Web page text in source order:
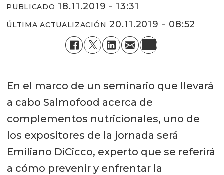
PUBLICADO 18.11.2019 - 13:31
ÚLTIMA ACTUALIZACIÓN 20.11.2019 - 08:52
En el marco de un seminario que llevará
a cabo Salmofood acerca de
complementos nutricionales, uno de
los expositores de la jornada será
Emiliano DiCicco, experto que se referirá
a cómo prevenir y enfrentar la